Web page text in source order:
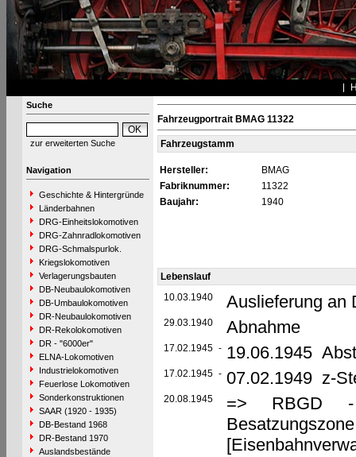
Suche
zur erweiterten Suche
Navigation
Geschichte & Hintergründe
Länderbahnen
DRG-Einheitslokomotiven
DRG-Zahnradlokomotiven
DRG-Schmalspurlok.
Kriegslokomotiven
Verlagerungsbauten
DB-Neubaulokomotiven
DB-Umbaulokomotiven
DR-Neubaulokomotiven
DR-Rekolokomotiven
DR - "6000er"
ELNA-Lokomotiven
Industrielokomotiven
Feuerlose Lokomotiven
Sonderkonstruktionen
SAAR (1920 - 1935)
DB-Bestand 1968
DR-Bestand 1970
Auslandsbestände
Fahrzeugportrait BMAG 11322
Fahrzeugstamm
Hersteller:
BMAG
Fabriknummer:
11322
Baujahr:
1940
Lebenslauf
10.03.1940
Auslieferung an
29.03.1940 Abnahme
17.02.1945 - 19.06.1945
17.02.1945 - 07.02.1949 z-
20.08.1945
=> RBGD -